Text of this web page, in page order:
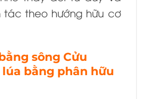
theo hướng hữu cơ
sông Cửu
bằng phân hữu